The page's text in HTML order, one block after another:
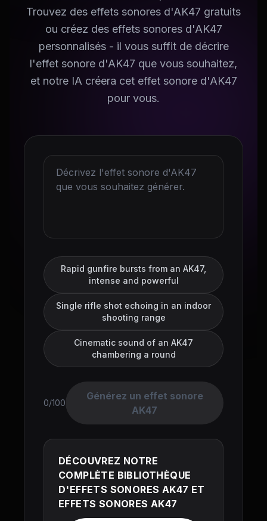
Trouvez des effets sonores d'AK47 gratuits
ou créez des effets sonores d'AK47
personnalisés - il vous suffit de décrire
l'effet sonore d'AK47 que vous souhaitez,
et notre IA créera cet effet sonore d'AK47
pour vous.
Rapid gunfire bursts from an AK47,
intense and powerful
Single rifle shot echoing in an indoor
shooting range
Cinematic sound of an AK47
chambering a round
0/100
Générez un effet sonore
AK47
DÉCOUVREZ NOTRE
COMPLÈTE BIBLIOTHÈQUE
D'EFFETS SONORES AK47 ET
EFFETS SONORES AK47